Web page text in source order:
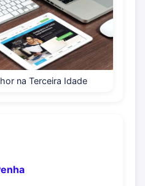
na Terceira Idade